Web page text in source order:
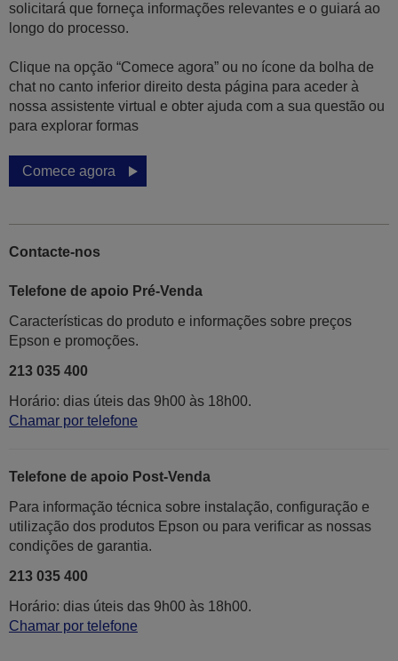
solicitará que forneça informações relevantes e o guiará ao
longo do processo.
Clique na opção “Comece agora” ou no ícone da bolha de
chat no canto inferior direito desta página para aceder à
nossa assistente virtual e obter ajuda com a sua questão ou
para explorar formas
Comece agora
Contacte-nos
Telefone de apoio Pré-Venda
Características do produto e informações sobre preços
Epson e promoções.
213 035 400
Horário: dias úteis das 9h00 às 18h00.
Chamar por telefone
Telefone de apoio Post-Venda
Para informação técnica sobre instalação, configuração e
utilização dos produtos Epson ou para verificar as nossas
condições de garantia.
213 035 400
Horário: dias úteis das 9h00 às 18h00.
Chamar por telefone